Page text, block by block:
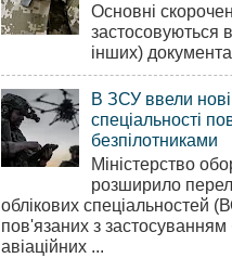
Основні
застосовуються
інших)
В ЗСУ ввели нові
спеціальності
безпілотниками
Міністерство
розширило
облікових спеціальностей
пов'язаних з застосуванням
авіаційних ...